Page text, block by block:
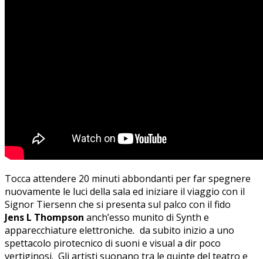
Tocca attendere 20 minuti abbondanti per far spegnere
nuovamente le luci della sala ed iniziare il viaggio con il
Signor Tiersenn che si presenta sul palco con il fido
Jens L Thompson anch’esso munito di Synth e
apparecchiature elettroniche. da subito inizio a uno
spettacolo pirotecnico di suoni e visual a dir poco
vertiginosi. Gli artisti suonano tra le quinte del teatro e